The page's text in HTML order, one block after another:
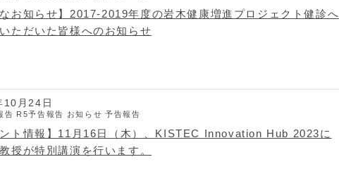
なお知らせ】2017-2019年度の岩木健康増進プロジェクト健診へ
ただいた皆様へのお知らせ
10月24日
告 R5予告報告 お知らせ 予告報告
ント情報】11月16日（木）、KISTEC Innovation Hub 2023に
授が特別講演を行います。